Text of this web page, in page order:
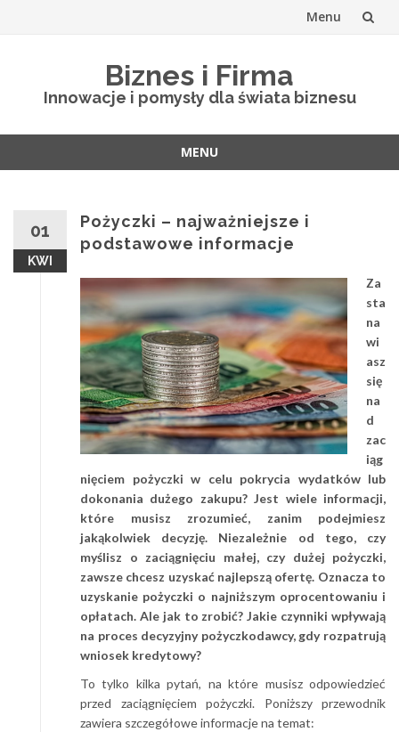
Menu
Biznes i Firma
Innowacje i pomysły dla świata biznesu
MENU
01
KWI
Pożyczki – najważniejsze i
podstawowe informacje
Za
sta
na
wi
asz
się
na
d
zac
iąg
nięciem pożyczki w celu pokrycia wydatków lub
dokonania dużego zakupu? Jest wiele informacji,
które musisz zrozumieć, zanim podejmiesz
jakąkolwiek decyzję. Niezależnie od tego, czy
myślisz o zaciągnięciu małej, czy dużej pożyczki,
zawsze chcesz uzyskać najlepszą ofertę. Oznacza to
uzyskanie pożyczki o najniższym oprocentowaniu i
opłatach. Ale jak to zrobić? Jakie czynniki wpływają
na proces decyzyjny pożyczkodawcy, gdy rozpatrują
wniosek kredytowy?
To tylko kilka pytań, na które musisz odpowiedzieć
przed zaciągnięciem pożyczki. Poniższy przewodnik
zawiera szczegółowe informacje na temat: